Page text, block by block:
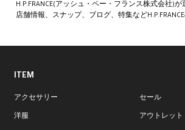
H.P.FRANCE(アッシュ・ペー・フランス株式会社)
店舗情報、スナップ、ブログ、特集など
ITEM
アクセサリー
洋服
セール
アウトレット